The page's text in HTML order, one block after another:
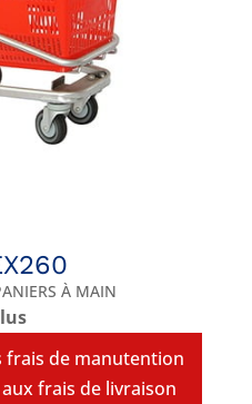
À MAIN
frais de manutention
frais de livraison